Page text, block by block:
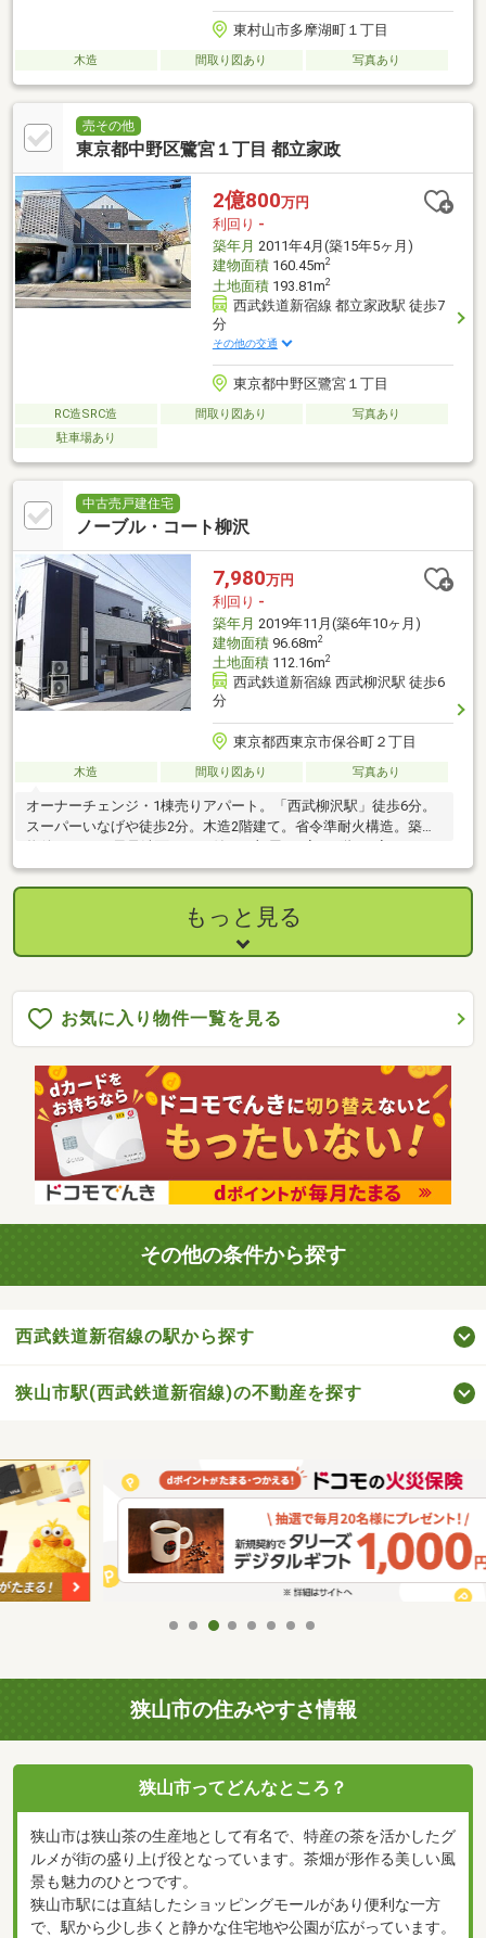
東村山市多摩湖町１丁目
木造 間取り図あり 写真あり
売その他
東京都中野区鷺宮１丁目 都立家政
2億800万円
利回り -
築年月 2011年4月(築15年5ヶ月)
建物面積160.45m2
土地面積193.81m2
西武鉄道新宿線 都立家政駅 徒歩7
分
その他の交通
東京都中野区鷺宮１丁目
RC造SRC造 間取り図あり
写真あり
駐車場あり
中古売戸建住宅
ノーブル・コート柳沢
7,980万円
利回り -
築年月 2019年11月(築6年10ヶ月)
建物面積96.68m2
土地面積112.16m2
西武鉄道新宿線 西武柳沢駅 徒歩6
分
東京都西東京市保谷町２丁目
木造 間取り図あり 写真あり
オーナーチェンジ・1棟売りアパート。「西武柳沢駅」徒歩6分。
スーパーいなげや徒歩2分。木造2階建て。省令準耐火構造。築浅
フト付。
もっと見る
お気に入り物件一覧を見る
その他の条件から探す
西武鉄道新宿線の駅から探す
狭山市駅(西武鉄道新宿線)の不動産を探す
狭山市の住みやすさ情報
狭山市ってどんなところ？
狭山市は狭山茶の生産地として有名で、特産の茶を活かしたグ
ルメが街の盛り上げ役となっています。茶畑が形作る美しい風
景も魅力のひとつです。
狭山市駅には直結したショッピングモールがあり便利な一方
で、駅から少し歩くと静かな住宅地や公園が広がっています。